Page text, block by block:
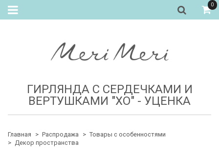
0
ГИРЛЯНДА С СЕРДЕЧКАМИ И
ВЕРТУШКАМИ "ХО" - УЦЕНКА
Главная Распродажа
Товары с особенностями
Декор пространства